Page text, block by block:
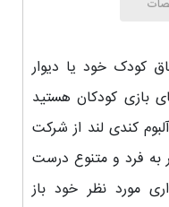
کودک خود یا دیوار
بازی کودکان هستید
کندی لند از شرکت
فرد و متنوع درست
مورد نظر خود باز